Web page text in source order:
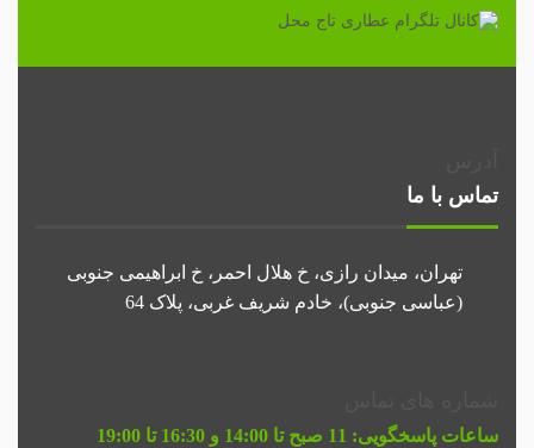
تماس با ما
تهران، میدان رازی، خ هلال احمر، خ ابراهیمی جنوبی
(عباسی جنوبی)، خادم شریف غربی، پلاک 64
ساعات پاسخگویی: